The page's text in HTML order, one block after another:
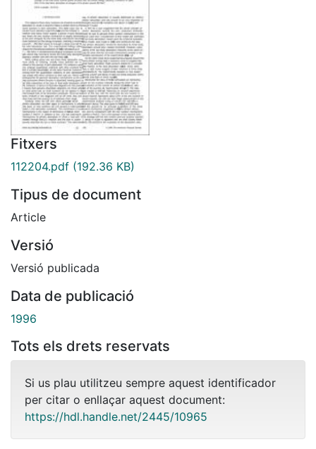
Fitxers
112204.pdf (192.36 KB)
Tipus de document
Article
Versió
Versió publicada
Data de publicació
1996
Tots els drets reservats
Si us plau utilitzeu sempre aquest identificador
per citar o enllaçar aquest document:
https://hdl.handle.net/2445/10965